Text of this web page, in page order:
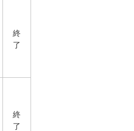
終
了
終
了